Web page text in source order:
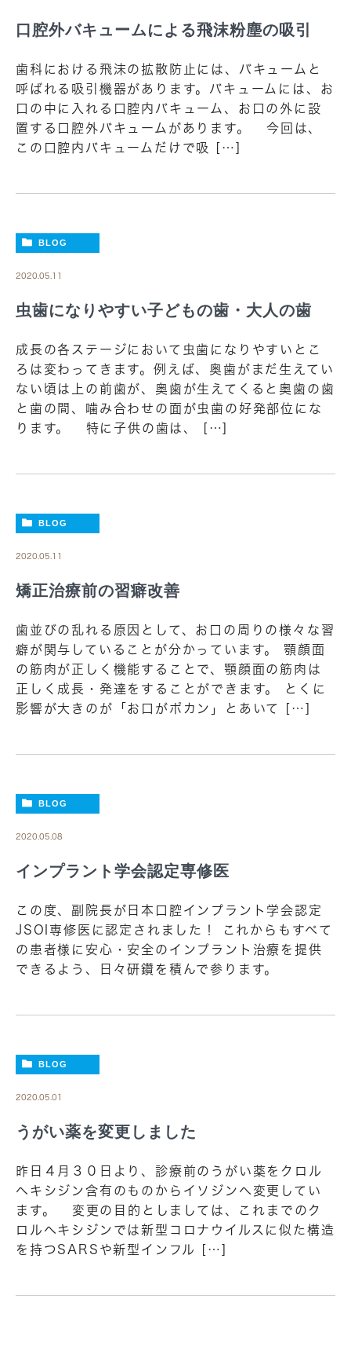
口腔外バキュームによる飛沫粉塵の吸引
歯科における飛沫の拡散防止には、バキュームと
呼ばれる吸引機器があります。バキュームには、お
口の中に入れる口腔内バキューム、お口の外に設
置する口腔外バキュームがあります。 今回は、
この口腔内バキュームだけで吸 […]
BLOG
2020.05.11
虫歯になりやすい子どもの歯・大人の歯
成長の各ステージにおいて虫歯になりやすいとこ
ろは変わってきます。例えば、奥歯がまだ生えてい
ない頃は上の前歯が、奥歯が生えてくると奥歯の歯
と歯の間、噛み合わせの面が虫歯の好発部位にな
ります。 特に子供の歯は、 […]
BLOG
2020.05.11
矯正治療前の習癖改善
歯並びの乱れる原因として、お口の周りの様々な習
癖が関与していることが分かっています。 顎顔面
の筋肉が正しく機能することで、顎顔面の筋肉は
正しく成長・発達をすることができます。 とくに
影響が大きのが「お口がポカン」とあいて […]
BLOG
2020.05.08
インプラント学会認定専修医
この度、副院長が日本口腔インプラント学会認定
JSOI専修医に認定されました！ これからもすべて
の患者様に安心・安全のインプラント治療を提供
できるよう、日々研鑽を積んで参ります。
BLOG
2020.05.01
うがい薬を変更しました
昨日４月３０日より、診療前のうがい薬をクロル
ヘキシジン含有のものからイソジンへ変更してい
ます。 変更の目的としましては、これまでのク
ロルヘキシジンでは新型コロナウイルスに似た構造
を持つSARSや新型インフル […]